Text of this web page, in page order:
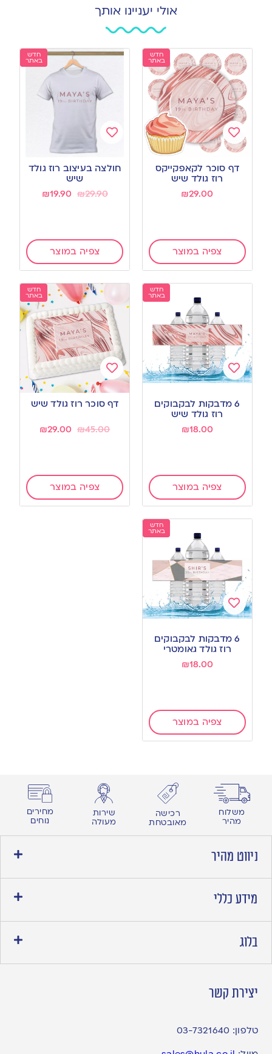
אולי יעניינו אותך
חדש
באתר
Add
to
wishlist
דף סוכר לקאפקייקס
רוז גולד שיש
₪29.00
צפיה במוצר
חדש
באתר
to
חולצה בעיצוב רוז גולד
שיש
₪29.90
₪19.90
צפיה במוצר
חדש
באתר
Add
to
wishlist
6 מדבקות לבקבוקים
רוז גולד שיש
₪18.00
צפיה במוצר
חדש
באתר
Add
to
wishlist
דף סוכר רוז גולד שיש
₪45.00
₪29.00
צפיה במוצר
חדש
באתר
Add
to
wishlist
6 מדבקות לבקבוקים
רוז גולד גאומטרי
₪18.00
צפיה במוצר
משלוח
מהיר
רכישה
מאובטחת
שירות
מעולה
מחירים
נוחים
ניווט מהיר
מידע כללי
בלוג
יצירת קשר
טלפון: 03-7321640